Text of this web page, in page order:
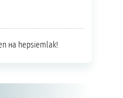
на hepsiemlak!